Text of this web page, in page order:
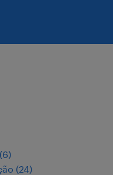
(6)
(24)